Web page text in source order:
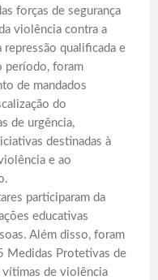
forças de segurança
violência contra a
repressão qualificada e
período, foram
de mandados
do
de urgência,
destinadas à
e ao
participaram da
educativas
Além disso, foram
Medidas Protetivas de
de violência